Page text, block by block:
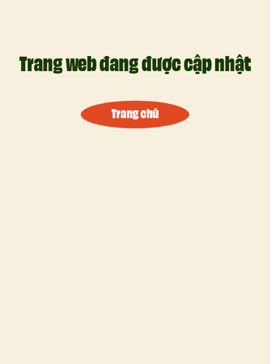
Trang web đang được cập nhật
Trang chủ